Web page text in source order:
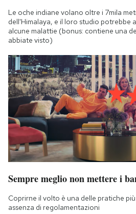
Le oche indiane volano oltre i 7mila
dell'Himalaya, e il loro studio potrebbe
alcune malattie (bonus: contiene una
abbiate visto)
Sempre meglio non mettere i
Coprirne il volto è una delle pratiche
assenza di regolamentazioni